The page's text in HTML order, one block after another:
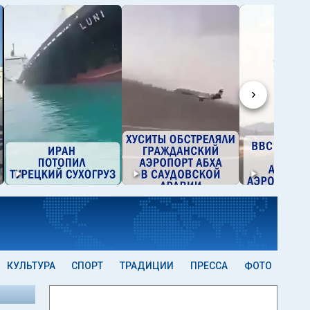
›
КУЛЬТУРА СПОРТ ТРАДИЦИИ ПРЕССА ФОТО